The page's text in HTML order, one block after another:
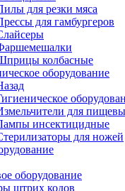
для резки мяса
для гамбургеров
колбасные
оборудование
для
инсектицидные
для ножей
оборудование
штрих кодов